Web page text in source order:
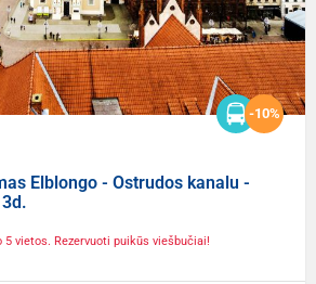
-10%
Elblongo - Ostrudos kanalu -
5 vietos. Rezervuoti puikūs viešbučiai!